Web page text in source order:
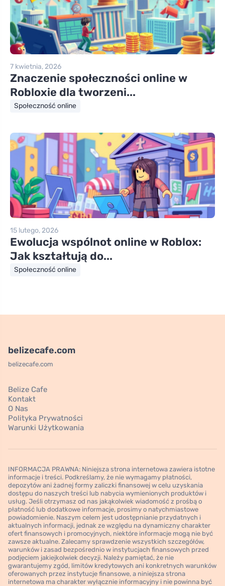
7 kwietnia, 2026
Znaczenie społeczności online w
Robloxie dla tworzeni...
Społeczność online
15 lutego, 2026
Ewolucja wspólnot online w Roblox:
Jak kształtują do...
Społeczność online
belizecafe.com
belizecafe.com
Belize Cafe
Kontakt
O Nas
Polityka Prywatności
Warunki Użytkowania
INFORMACJA PRAWNA: Niniejsza strona internetowa zawiera istotne
informacje i treści. Podkreślamy, że nie wymagamy płatności,
depozytów ani żadnej formy zaliczki finansowej w celu uzyskania
dostępu do naszych treści lub nabycia wymienionych produktów i
usług. Jeśli otrzymasz od nas jakąkolwiek wiadomość z prośbą o
płatność lub dodatkowe informacje, prosimy o natychmiastowe
powiadomienie. Naszym celem jest udostępnianie przydatnych i
aktualnych informacji, jednak ze względu na dynamiczny charakter
ofert finansowych i promocyjnych, niektóre informacje mogą nie być
zawsze aktualne. Zalecamy sprawdzenie wszystkich szczegółów,
warunków i zasad bezpośrednio w instytucjach finansowych przed
podjęciem jakiejkolwiek decyzji. Należy pamiętać, że nie
gwarantujemy zgód, limitów kredytowych ani konkretnych warunków
oferowanych przez instytucje finansowe, a niniejsza strona
internetowa ma charakter wyłącznie informacyjny i nie powinna być